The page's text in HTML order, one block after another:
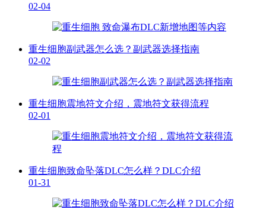
02-04
重生细胞副武器怎么选？副武器选择指南
02-02
重生细胞震地符文介绍，震地符文获得流程
02-01
重生细胞致命坠落DLC怎么样？DLC介绍
01-31